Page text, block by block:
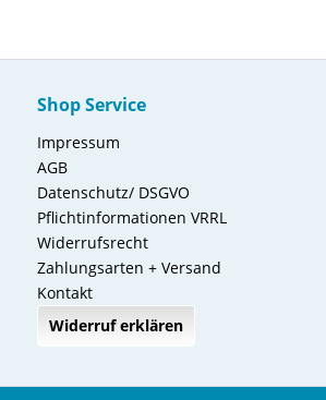
Shop Service
Impressum
AGB
Datenschutz/ DSGVO
Pflichtinformationen VRRL
Widerrufsrecht
Zahlungsarten + Versand
Kontakt
Widerruf erklären